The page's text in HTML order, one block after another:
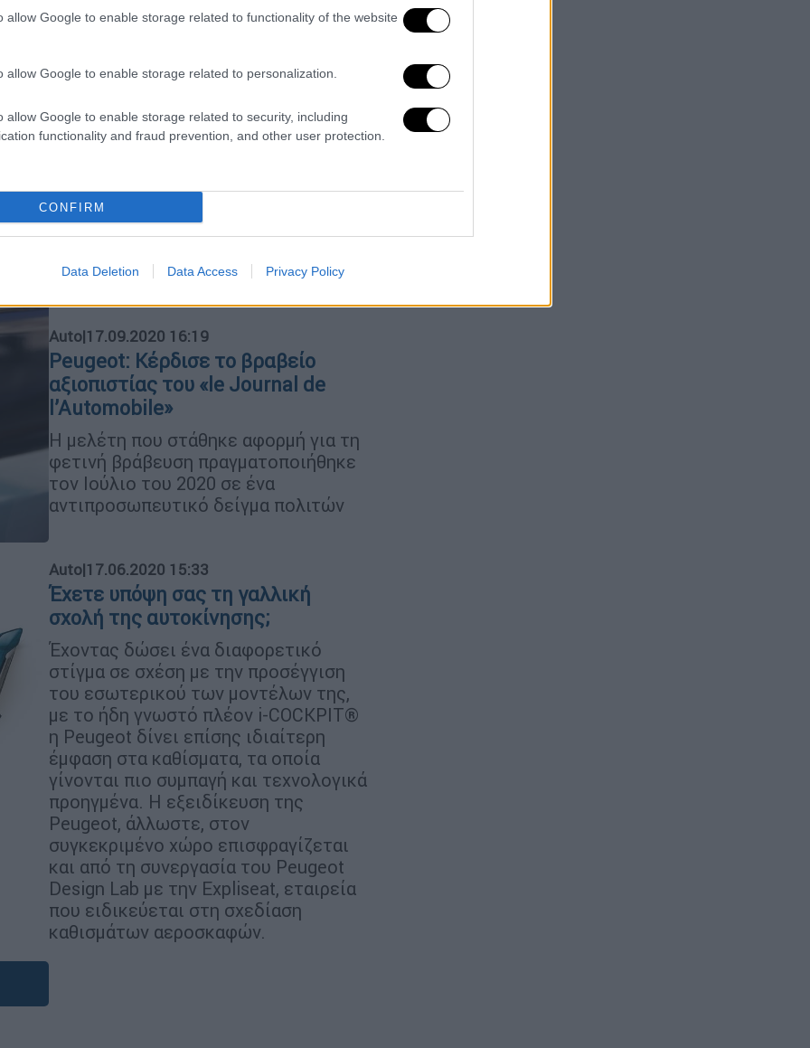
allow Google to enable storage related to functionality of the website
allow Google to enable storage related to personalization.
allow Google to enable storage related to security, including
functionality and fraud prevention, and other user protection.
CONFIRM
Data Deletion Data Access Privacy Policy
Auto |21.12.2020 14:22
συγχώνευση Fiat και Peugeot
τροποποιήθηκε από τις δεσμεύσεις,
δεν θα δημιουργούσε πλέον
Auto|17.09.2020 16:19
Peugeot: Κέρδισε το βραβείο
αξιοπιστίας του «le Journal de
l’Automobile»
Η μελέτη που στάθηκε αφορμή για τη
φετινή βράβευση πραγματοποιήθηκε
τον Ιούλιο του 2020 σε ένα
αντιπροσωπευτικό δείγμα πολιτών
Auto|17.06.2020 15:33
Έχετε υπόψη σας τη γαλλική
σχολή της αυτοκίνησης;
Έχοντας δώσει ένα διαφορετικό
στίγμα σε σχέση με την προσέγγιση
του εσωτερικού των μοντέλων της,
με το ήδη γνωστό πλέον i-COCKPIT®
η Peugeot δίνει επίσης ιδιαίτερη
έμφαση στα καθίσματα, τα οποία
γίνονται πιο συμπαγή και τεχνολογικά
προηγμένα. Η εξειδίκευση της
Peugeot, άλλωστε, στον
συγκεκριμένο χώρο επισφραγίζεται
και από τη συνεργασία του Peugeot
Design Lab με την Expliseat, εταιρεία
που ειδικεύεται στη σχεδίαση
καθισμάτων αεροσκαφών.